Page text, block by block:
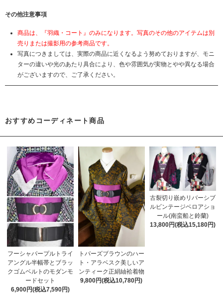
その他注意事項
商品は、『羽織・コート』のみになります。写真のその他のアイテムは別
売りまたは撮影用の参考商品です。
写真につきましては、実際の商品に近くなるよう努めておりますが、モニ
ターの違いや光のあたり具合により、色や雰囲気が実物とやや異なる場合
がございますので、ご了承ください。
おすすめコーディネート商品
フーシャパープルトライ
アングル半幅帯とブラッ
クゴムベルトのモダンモ
ードセット
6,900円(税込7,590円)
トパーズブラウンのハー
ト・アラベスク美しいア
ンティーク正絹紬袷着物
9,800円(税込10,780円)
古裂切り嵌めリバーシブ
ルビンテージベロアショ
ール(南蛮船と鈴蘭)
13,800円(税込15,180円)